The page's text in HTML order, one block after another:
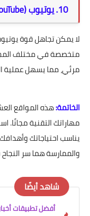
10. يوتيوب (YouTube)
لا يمكن تجاهل قوة
متخصصة في مختلف
مرئي، مما يسهل عملية
الخاتمة:هذه المواقع
مهاراتك التقنية مجانًا.
يناسب احتياجاتك وأهدافك
والممارسة هما سر النجاح
شاهد أيضًا